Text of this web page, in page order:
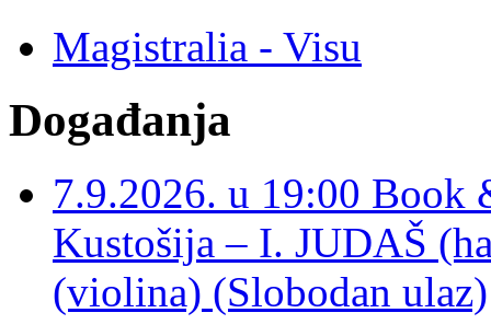
Magistralia - Visu
Događanja
7.9.2026. u 19:00 Book
Kustošija – I. JUDAŠ
(violina) (Slobodan ulaz)